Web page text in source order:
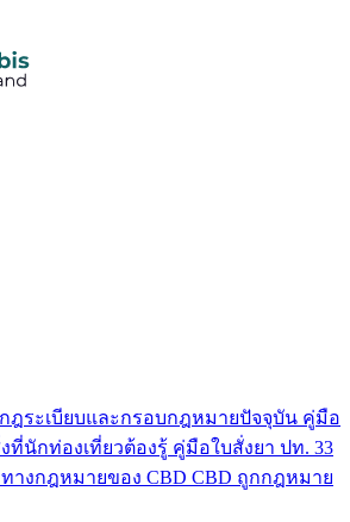
กฎระเบียบและกรอบกฎหมายปัจจุบัน คู่มือ
ที่นักท่องเที่ยวต้องรู้ คู่มือใบสั่งยา ปท. 33
างกฎหมายของ CBD CBD ถูกกฎหมาย